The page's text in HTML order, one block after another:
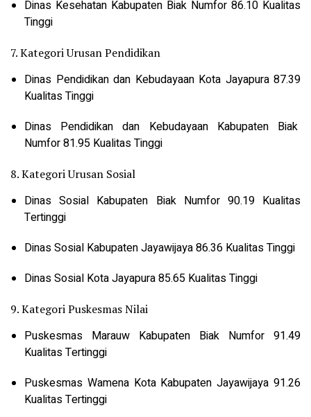
Dinas Kesehatan Kabupaten Biak Numfor 86.10 Kualitas
Tinggi
7. Kategori Urusan Pendidikan
Dinas Pendidikan dan Kebudayaan Kota Jayapura 87.39
Kualitas Tinggi
Dinas Pendidikan dan Kebudayaan Kabupaten Biak
Numfor 81.95 Kualitas Tinggi
8. Kategori Urusan Sosial
Dinas Sosial Kabupaten Biak Numfor 90.19 Kualitas
Tertinggi
Dinas Sosial Kabupaten Jayawijaya 86.36 Kualitas Tinggi
Dinas Sosial Kota Jayapura 85.65 Kualitas Tinggi
9. Kategori Puskesmas Nilai
Puskesmas Marauw Kabupaten Biak Numfor 91.49
Kualitas Tertinggi
Puskesmas Wamena Kota Kabupaten Jayawijaya 91.26
Kualitas Tertinggi